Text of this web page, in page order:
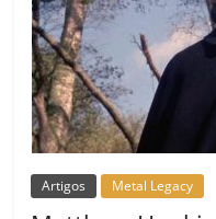
Artigos Metal Legacy